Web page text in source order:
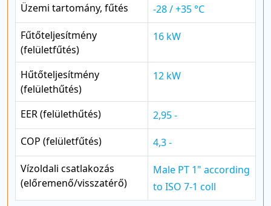
Üzemi tartomány, fűtés
-28 / +35 °C
Fűtőteljesítmény
(felületfűtés)
16 kW
Hűtőteljesítmény
(felülethűtés)
12 kW
EER (felülethűtés)
2,95 -
COP (felületfűtés)
4,3 -
Vízoldali csatlakozás
(előremenő/visszatérő)
Male PT 1" according
to ISO 7-1 coll